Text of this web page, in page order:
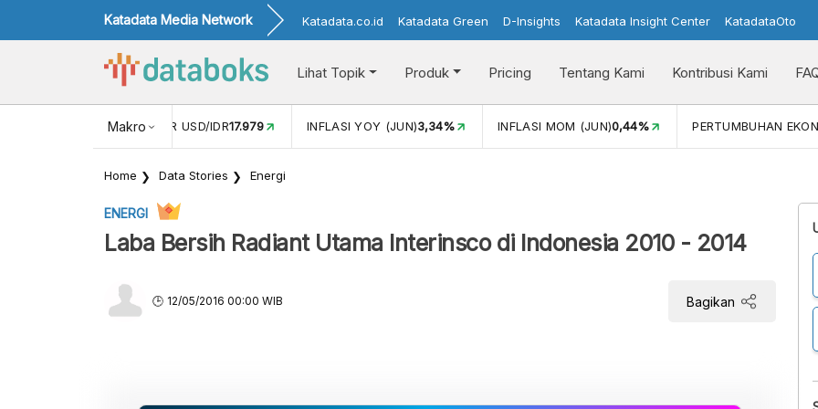
Katadata Media Network Katadata.co.id Katadata Green D-Insights Katadata Insight Center KatadataOto
Lihat Topik Produk Pricing Tentang Kami Kontribusi Kami
Makro
NILAI TUKAR USD/IDR17.979 INFLASI YOY (JUN)3,34% INFLASI MOM (JUN)0,44% PERTUMBUHAN
Home Data Stories Energi
ENERGI
Laba Bersih Radiant Utama Interinsco di Indonesia 2010 - 2014
12/05/2016 00:00 WIB Bagikan